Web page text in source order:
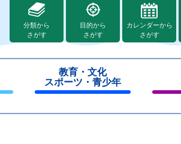
分類から
さがす
目的から
さがす
カレンダーから
さがす
教育・文化
スポーツ・青少年
じ
じ